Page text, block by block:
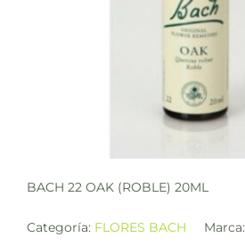
BACH 22 OAK (ROBLE) 20ML
Categoría: FLORES BACH Marca: